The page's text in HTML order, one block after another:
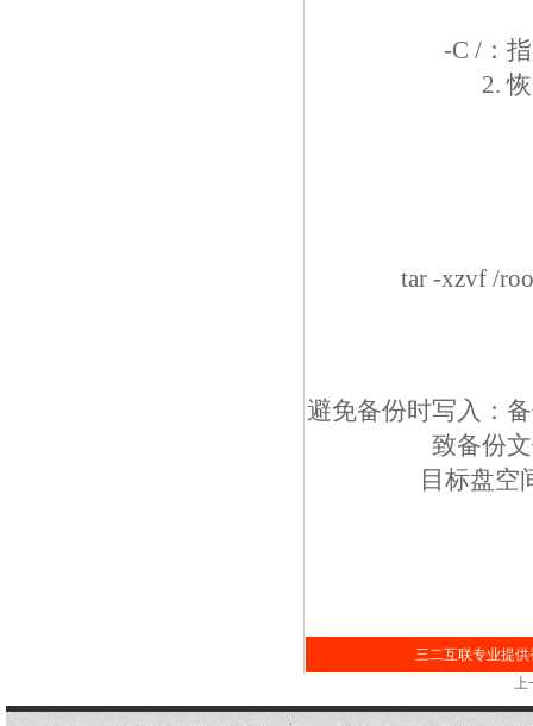
-C /：
2.
tar -xzvf /
避免备份时写入：
致备份
目标盘空
三二互联专业提
上